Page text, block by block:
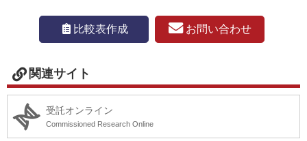
比較表作成 お問い合わせ
関連サイト
受託オンライン
Commissioned Research Online